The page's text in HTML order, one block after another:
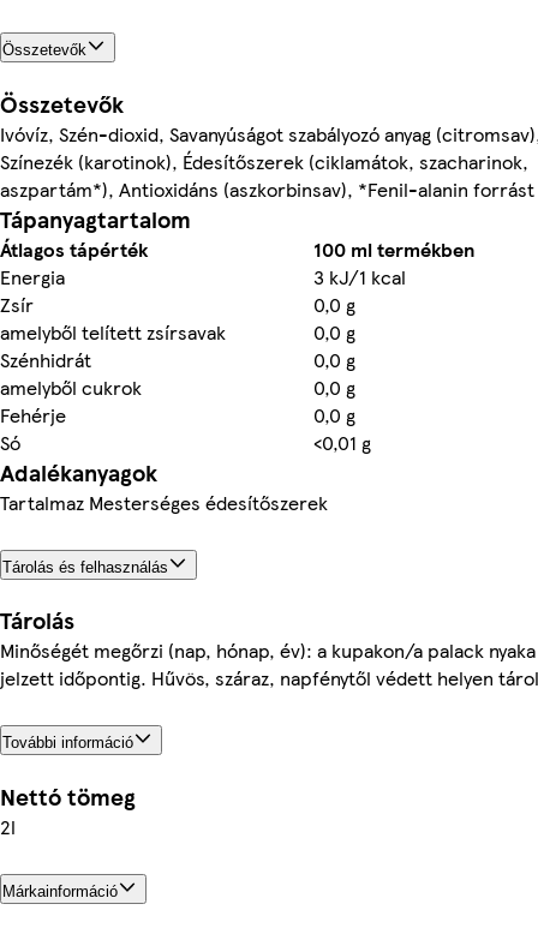
Összetevők
Összetevők
Ivóvíz, Szén-dioxid, Savanyúságot szabályozó anyag
Színezék (karotinok), Édesítőszerek (ciklamátok, szacharinok,
aszpartám*), Antioxidáns (aszkorbinsav), *Fenil-alanin
Tápanyagtartalom
Átlagos tápérték
100 ml termékben
Energia
3 kJ/1 kcal
Zsír
0,0 g
amelyből telített zsírsavak
0,0 g
Szénhidrát
0,0 g
amelyből cukrok
0,0 g
Fehérje
0,0 g
Só
<0,01 g
Adalékanyagok
Tartalmaz Mesterséges édesítőszerek
Tárolás és felhasználás
Tárolás
Minőségét megőrzi (nap, hónap, év): a kupakon/a palack
jelzett időpontig. Hűvös, száraz, napfénytől védett helyen
További információ
Nettó tömeg
2l
Márkainformáció